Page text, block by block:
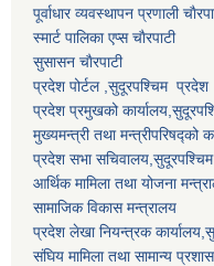
पूर्वाधार व्यवस्थापन प्रणाली
स्मार्ट पालिका एप्स चाैरपाटी
सुसासन चाैरपाटी
प्रदेश पोर्टल ,सुदूरपश्चिम प्रदेश
प्रदेश प्रमुखको कार्यालय,
मुख्यमन्त्री तथा मन्त्रीपरिषद्को
प्रदेश सभा सचिवालय,
आर्थिक मामिला तथा योजना
सामाजिक विकास मन्त्रालय
प्रदेश लेखा नियन्त्रक कार्यालय,
संघिय मामिला तथा सामान्य